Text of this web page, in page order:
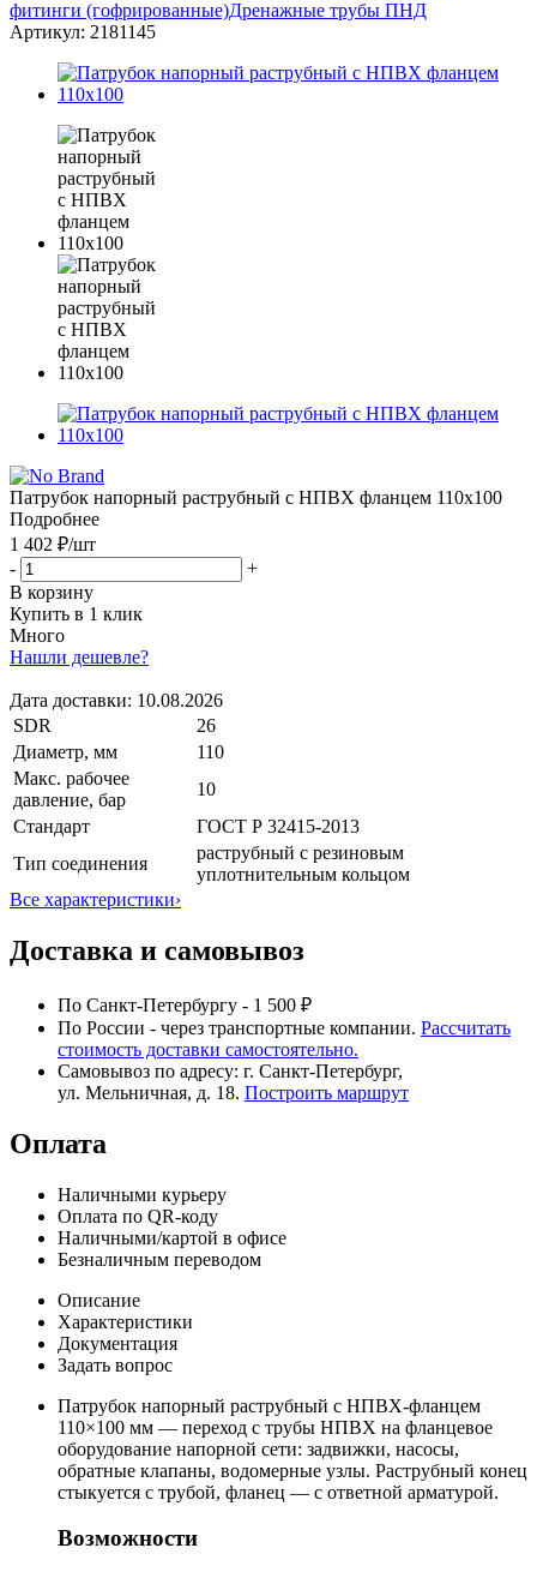
фитинги (гофрированные)Дренажные трубы ПНД
Артикул: 2181145
Патрубок напорный раструбный с НПВХ фланцем 110x100
Подробнее
1 402 ₽/шт
-
+
В корзину
Купить в 1 клик
Много
Нашли дешевле?
Дата доставки: 10.08.2026
SDR
26
Диаметр, мм
110
Макс. рабочее
давление, бар
10
Стандарт
ГОСТ Р 32415-2013
Тип соединения
раструбный с резиновым
уплотнительным кольцом
Все характеристики›
Доставка и самовывоз
По Санкт-Петербургу - 1 500 ₽
По России - через транспортные компании. Рассчитать
стоимость доставки самостоятельно.
Самовывоз по адресу: г. Санкт-Петербург,
ул. Мельничная, д. 18. Построить маршрут
Оплата
Наличными курьеру
Оплата по QR-коду
Наличными/картой в офисе
Безналичным переводом
Описание
Характеристики
Документация
Задать вопрос
Патрубок напорный раструбный с НПВХ-фланцем
110×100 мм — переход с трубы НПВХ на фланцевое
оборудование напорной сети: задвижки, насосы,
обратные клапаны, водомерные узлы. Раструбный конец
стыкуется с трубой, фланец — с ответной арматурой.
Возможности